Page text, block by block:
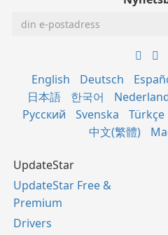
English Deutsch
日本語
한국어
Русский
Svenska Türkçe
中文(繁體)
UpdateStar
UpdateStar Free &
Premium
Drivers